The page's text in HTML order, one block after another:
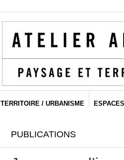
TERRITOIRE / URBANISME
PUBLICATIONS